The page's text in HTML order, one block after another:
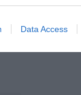
Data Access